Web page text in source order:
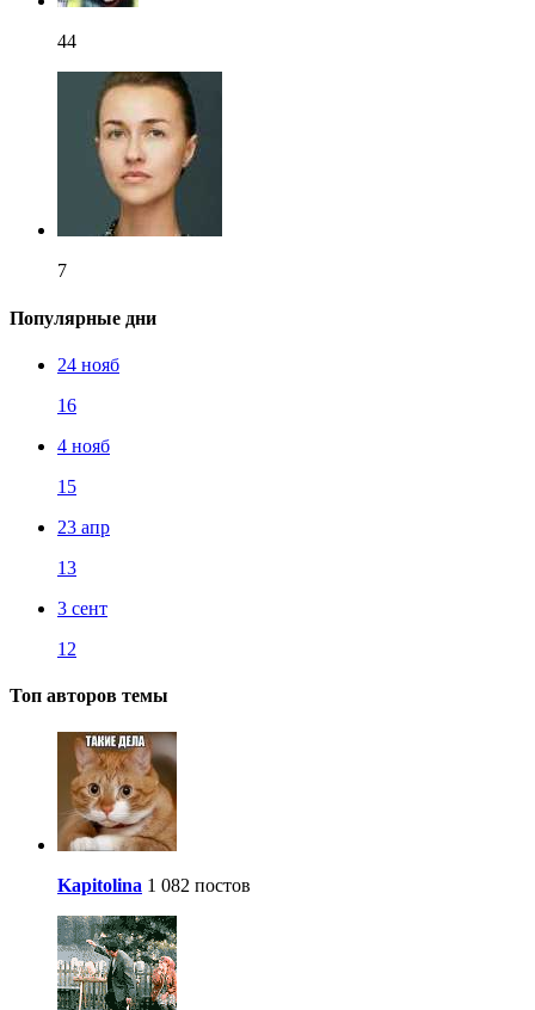
44
7
Популярные дни
24 нояб
16
4 нояб
15
23 апр
13
3 сент
12
Топ авторов темы
Kapitolina 1 082 постов